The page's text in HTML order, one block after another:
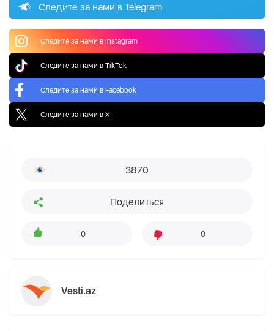
Следите за нами в Telegram
Следите за нами в Instagram
Следите за нами в TikTok
Следите за нами в Facebook
Следите за нами в X
3870
Поделиться
0 0
Vesti.az